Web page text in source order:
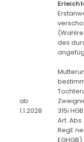
des
ab
1.1.2028
315i
Art.
RegE
EGHGB)